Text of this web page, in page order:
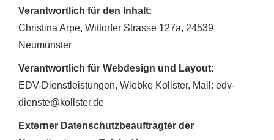
Verantwortlich für den Inhalt:
Christina Arpe, Wittorfer Strasse 127a, 24539
Neumünster
Verantwortlich für Webdesign und Layout:
EDV-Dienstleistungen, Wiebke Kollster, Mail: edv-
dienste@kollster.de
Externer Datenschutzbeauftragter der